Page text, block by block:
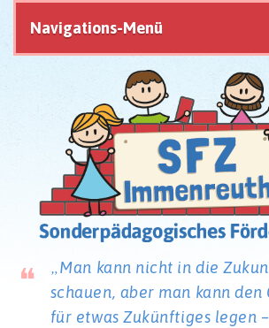
Navigations-Menü
Man kann nicht in die
schauen, aber man kann den
für etwas Zukünftiges legen –